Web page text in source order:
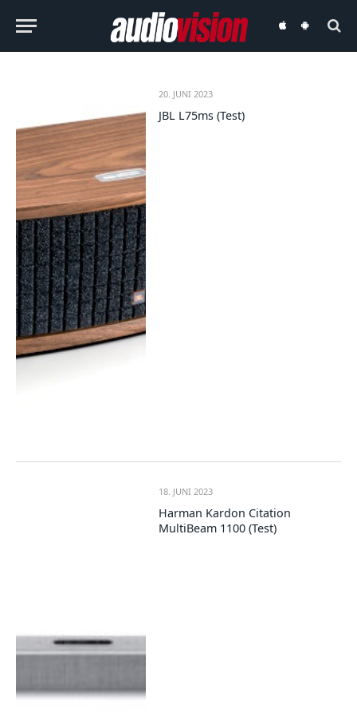
audiovisionaudiovision
20. JUNI 2023
JBL L75ms (Test)
18. JUNI 2023
Harman Kardon Citation
MultiBeam 1100 (Test)